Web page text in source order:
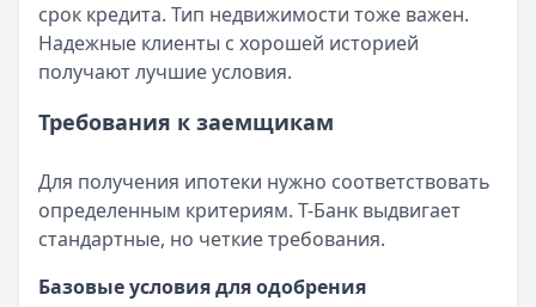
срок кредита. Тип недвижимости тоже важен.
Надежные клиенты с хорошей историей
получают лучшие условия.
Требования к заемщикам
Для получения ипотеки нужно соответствовать
определенным критериям. Т-Банк выдвигает
стандартные, но четкие требования.
Базовые условия для одобрения